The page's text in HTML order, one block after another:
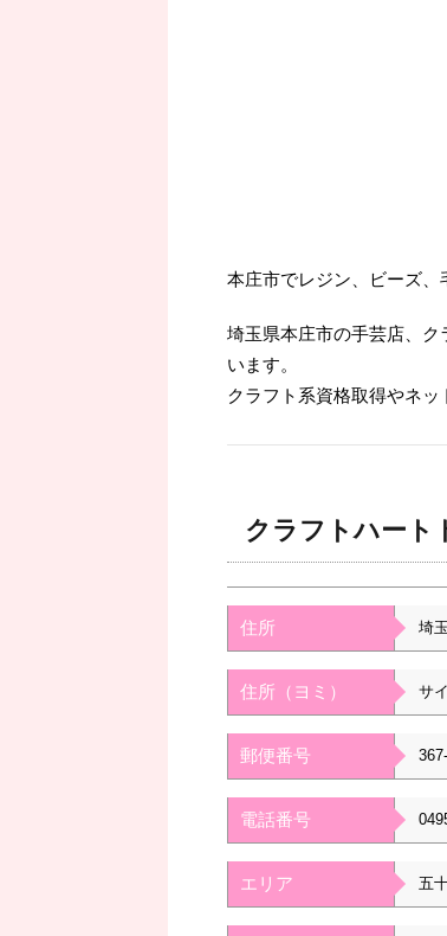
本庄市でレジン、ビーズ、
埼玉県本庄市の手芸店、
います。
クラフト系資格取得やネッ
クラフトハート
住所 埼
住所（ヨミ） サ
郵便番号
電話番号
エリア 五